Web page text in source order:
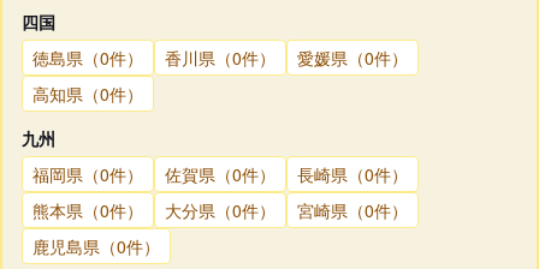
四国
徳島県（0件）
香川県（0件）
愛媛県（0件）
高知県（0件）
九州
福岡県（0件）
佐賀県（0件）
長崎県（0件）
熊本県（0件）
大分県（0件）
宮崎県（0件）
鹿児島県（0件）